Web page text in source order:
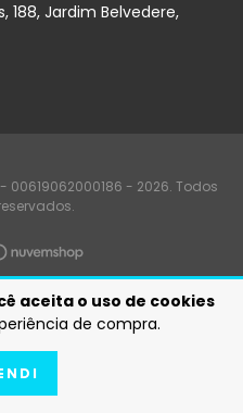
aceita o uso de cookies
de compra.
188, Jardim Belvedere,
- 2026. Todos